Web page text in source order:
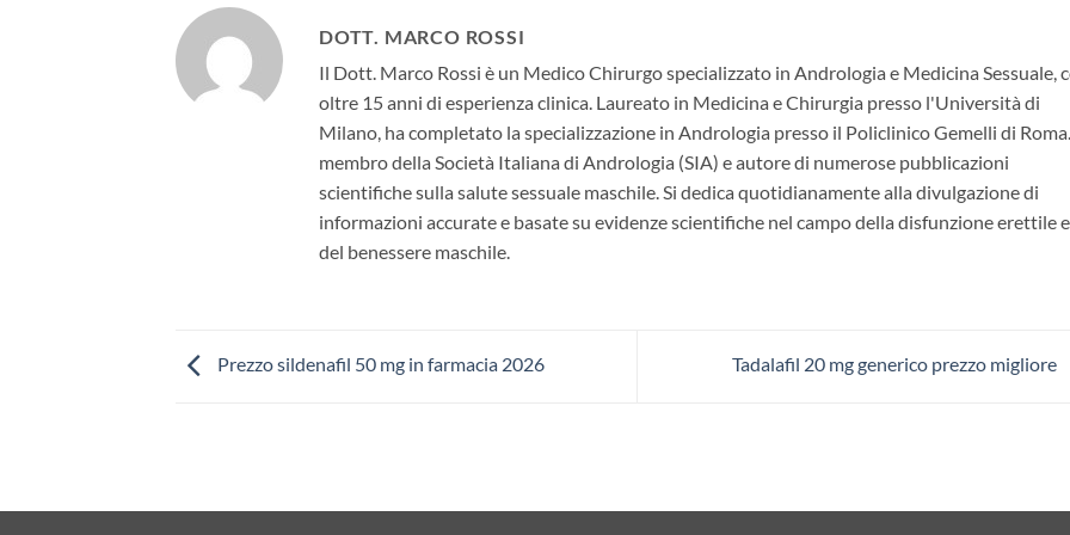
DOTT. MARCO ROSSI
Il Dott. Marco Rossi è un Medico Chirurgo specializzato in Andrologia e Medicina Sessuale,
oltre 15 anni di esperienza clinica. Laureato in Medicina e Chirurgia presso l'Università di
Milano, ha completato la specializzazione in Andrologia presso il Policlinico Gemelli di
membro della Società Italiana di Andrologia (SIA) e autore di numerose pubblicazioni
scientifiche sulla salute sessuale maschile. Si dedica quotidianamente alla divulgazione di
informazioni accurate e basate su evidenze scientifiche nel campo della disfunzione erettile e
del benessere maschile.
Prezzo sildenafil 50 mg in farmacia 2026 Tadalafil 20 mg generico prezzo migliore